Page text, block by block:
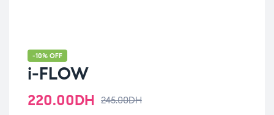
-10% OFF
i-FLOW
245.00DH
220.00DH